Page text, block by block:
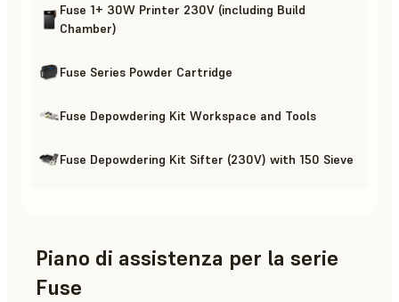
Fuse 1+ 30W Printer 230V (including Build
Chamber)
Fuse Series Powder Cartridge
Fuse Depowdering Kit Workspace and Tools
Fuse Depowdering Kit Sifter (230V) with 150 Sieve
Piano di assistenza per la serie
Fuse